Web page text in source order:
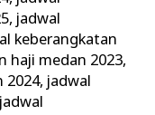
, jadwal
keberangkatan
haji medan 2023,
2024, jadwal
jadwal